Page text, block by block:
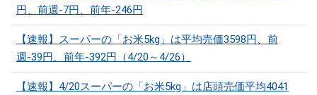
円、前週-7円、前年-246円
【速報】スーパーの「お米5kg」は平均売価3598円、前
週-39円、前年-392円（4/20～4/26）
【速報】4/20スーパーの「お米5kg」は店頭売価平均4041